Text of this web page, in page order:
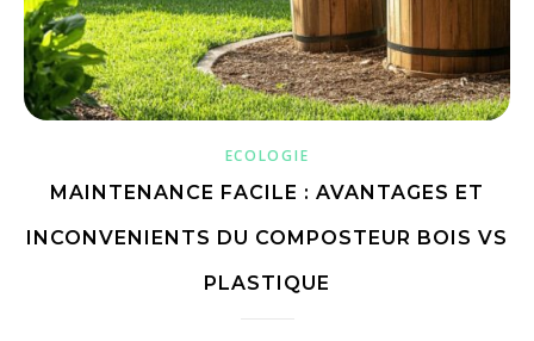
ECOLOGIE
MAINTENANCE FACILE : AVANTAGES ET
INCONVENIENTS DU COMPOSTEUR BOIS VS
PLASTIQUE